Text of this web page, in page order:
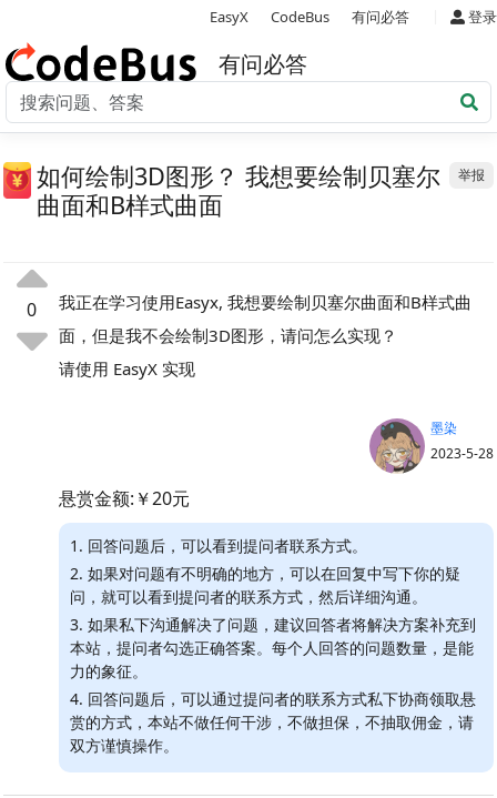
EasyX CodeBus 有问必答 登录
有问必答
举报
如何绘制3D图形？ 我想要绘制贝塞尔
曲面和B样式曲面
0
我正在学习使用Easyx, 我想要绘制贝塞尔曲面和B样式曲
面，但是我不会绘制3D图形，请问怎么实现？
请使用 EasyX 实现
墨染
2023-5-28
悬赏金额:￥20元
1. 回答问题后，可以看到提问者联系方式。
2. 如果对问题有不明确的地方，可以在回复中写下你的疑
问，就可以看到提问者的联系方式，然后详细沟通。
3. 如果私下沟通解决了问题，建议回答者将解决方案补充到
本站，提问者勾选正确答案。每个人回答的问题数量，是能
力的象征。
4. 回答问题后，可以通过提问者的联系方式私下协商领取悬
赏的方式，本站不做任何干涉，不做担保，不抽取佣金，请
双方谨慎操作。